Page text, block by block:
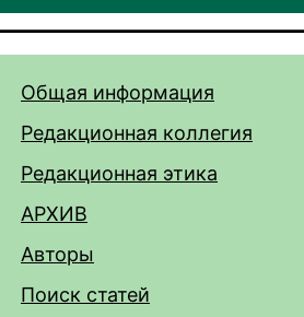
Общая информация
Редакционная коллегия
Редакционная этика
АРХИВ
Авторы
Поиск статей